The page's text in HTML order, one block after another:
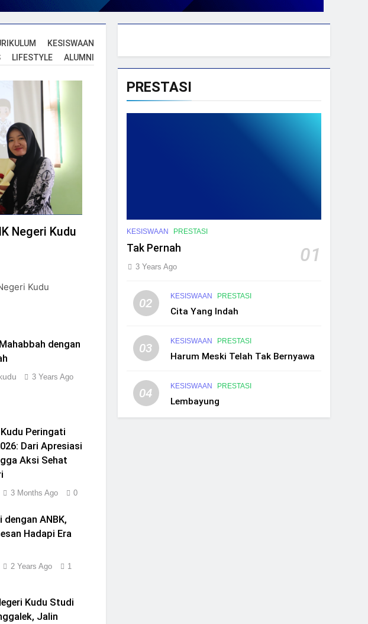
KESISWAAN
LIFESTYLE ALUMNI
Negeri Kudu
Kudu
dengan
3 Years Ago
Peringati
Dari Apresiasi
Aksi Sehat
3 Months Ago 0
dengan ANBK,
Hadapi Era
2 Years Ago 1
Kudu Studi
Jalin
PRESTASI
KESISWAAN PRESTASI
Tak Pernah 01
3 Years Ago
02 KESISWAAN PRESTASI
Cita Yang Indah
03 KESISWAAN PRESTASI
Harum Meski Telah Tak Bernyawa
04 KESISWAAN PRESTASI
Lembayung